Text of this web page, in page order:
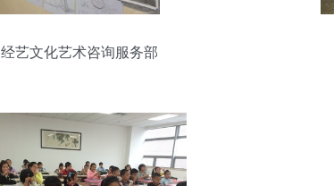
经艺文化艺术咨询服务部